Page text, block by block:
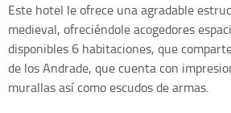
Este hotel le ofrece una agradable
medieval, ofreciéndole acogedores
disponibles 6 habitaciones, que
de los Andrade, que cuenta con
murallas así como escudos de armas.